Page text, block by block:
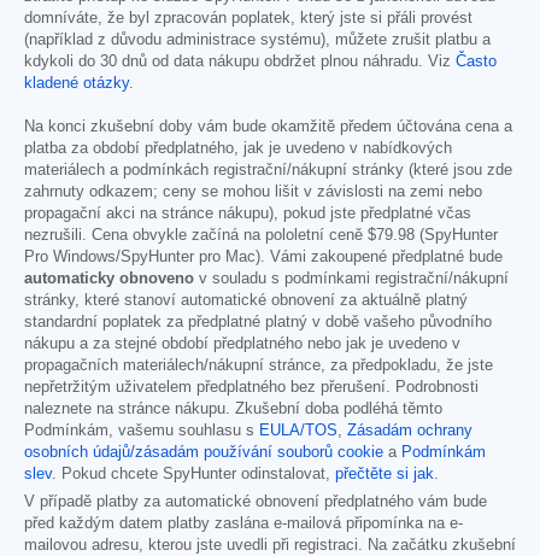
domníváte, že byl zpracován poplatek, který jste si přáli provést
(například z důvodu administrace systému), můžete zrušit platbu a
kdykoli do 30 dnů od data nákupu obdržet plnou náhradu. Viz Často
kladené otázky.
Na konci zkušební doby vám bude okamžitě předem účtována cena a
platba za období předplatného, jak je uvedeno v nabídkových
materiálech a podmínkách registrační/nákupní stránky (které jsou zde
zahrnuty odkazem; ceny se mohou lišit v závislosti na zemi nebo
propagační akci na stránce nákupu), pokud jste předplatné včas
nezrušili. Cena obvykle začíná na pololetní ceně $79.98 (SpyHunter
Pro Windows/SpyHunter pro Mac). Vámi zakoupené předplatné bude
automaticky obnoveno v souladu s podmínkami registrační/nákupní
stránky, které stanoví automatické obnovení za aktuálně platný
standardní poplatek za předplatné platný v době vašeho původního
nákupu a za stejné období předplatného nebo jak je uvedeno v
propagačních materiálech/nákupní stránce, za předpokladu, že jste
nepřetržitým uživatelem předplatného bez přerušení. Podrobnosti
naleznete na stránce nákupu. Zkušební doba podléhá těmto
Podmínkám, vašemu souhlasu s EULA/TOS, Zásadám ochrany
osobních údajů/zásadám používání souborů cookie a Podmínkám
slev. Pokud chcete SpyHunter odinstalovat, přečtěte si jak.
V případě platby za automatické obnovení předplatného vám bude
před každým datem platby zaslána e-mailová připomínka na e-
mailovou adresu, kterou jste uvedli při registraci. Na začátku zkušební